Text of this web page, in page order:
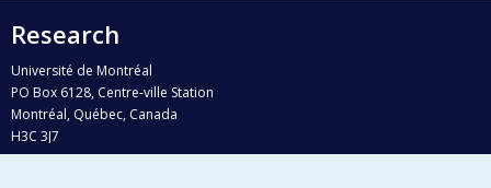
Research
Université de Montréal
PO Box 6128, Centre-ville Station
Montréal, Québec, Canada
H3C 3J7